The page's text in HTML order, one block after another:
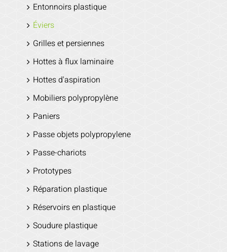
Entonnoirs plastique
Éviers
Grilles et persiennes
Hottes à flux laminaire
Hottes d'aspiration
Mobiliers polypropylène
Paniers
Passe objets polypropylene
Passe-chariots
Prototypes
Réparation plastique
Réservoirs en plastique
Soudure plastique
Stations de lavage